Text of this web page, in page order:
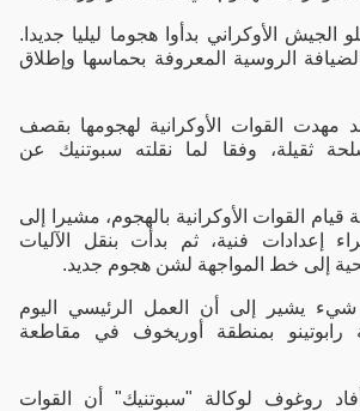
الأوكراني بدأوا هجوما ليليا جديدا.
الروسية المعروفة بحماسها وإطلاق
القوات الأوكرانية لهجومها بقصف
ثقيلة، وفقا لما نقلته سبوتنيك عن
القوات الأوكرانية بالهجوم، مشيرا إلى
إعدادات فنية، ثم بدأت بنقل الآليات
إلى خط المواجهة لشن هجوم جديد.
يشير إلى أن العمل الرئيسي اليوم
بمنطقة أوريخوف في مقاطعة
روغوف لوكالة "سبوتنيك" أن القوات